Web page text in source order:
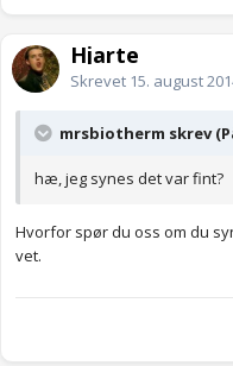
Hjarte
Skrevet 15. august
mrsbiotherm skrev
hæ, jeg synes det var fint?
Hvorfor spør du oss om du
vet.